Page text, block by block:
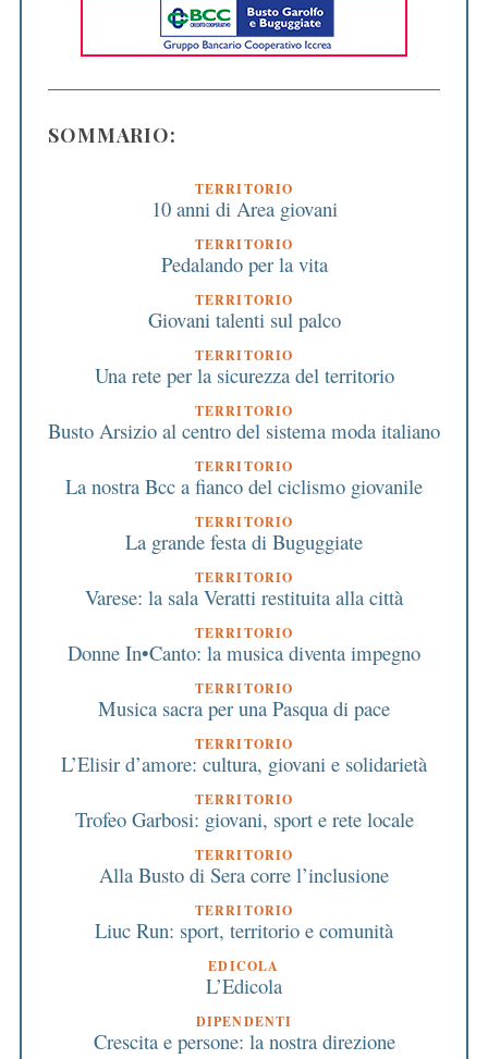
SOMMARIO:
TERRITORIO
10 anni di Area giovani
TERRITORIO
Pedalando per la vita
TERRITORIO
Giovani talenti sul palco
TERRITORIO
Una rete per la sicurezza del territorio
TERRITORIO
Busto Arsizio al centro del sistema moda italiano
TERRITORIO
La nostra Bcc a fianco del ciclismo giovanile
TERRITORIO
La grande festa di Buguggiate
TERRITORIO
Varese: la sala Veratti restituita alla città
TERRITORIO
Donne In•Canto: la musica diventa impegno
TERRITORIO
Musica sacra per una Pasqua di pace
TERRITORIO
L’Elisir d’amore: cultura, giovani e solidarietà
TERRITORIO
Trofeo Garbosi: giovani, sport e rete locale
TERRITORIO
Alla Busto di Sera corre l’inclusione
TERRITORIO
Liuc Run: sport, territorio e comunità
EDICOLA
L’Edicola
DIPENDENTI
Crescita e persone: la nostra direzione